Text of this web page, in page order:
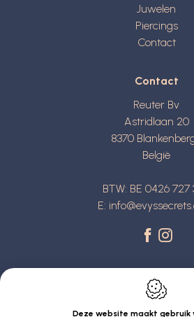
Juwelen
Piercings
Contact
Contact
Reuter Bv
Astridlaan 20
8370
België
BTW: BE 0426 727
E:
Deze website maakt gebruik